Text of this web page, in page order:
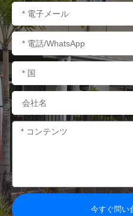
電
子
メ
ー
ル
電
話
/
h
a
t
s
国
名
会
社
名
内
今すぐ問い